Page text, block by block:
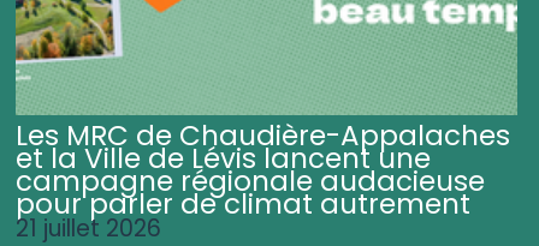
Les MRC de Chaudière-Appalaches
et la Ville de Lévis lancent une
campagne régionale audacieuse
pour parler de climat autrement
21 juillet 2026